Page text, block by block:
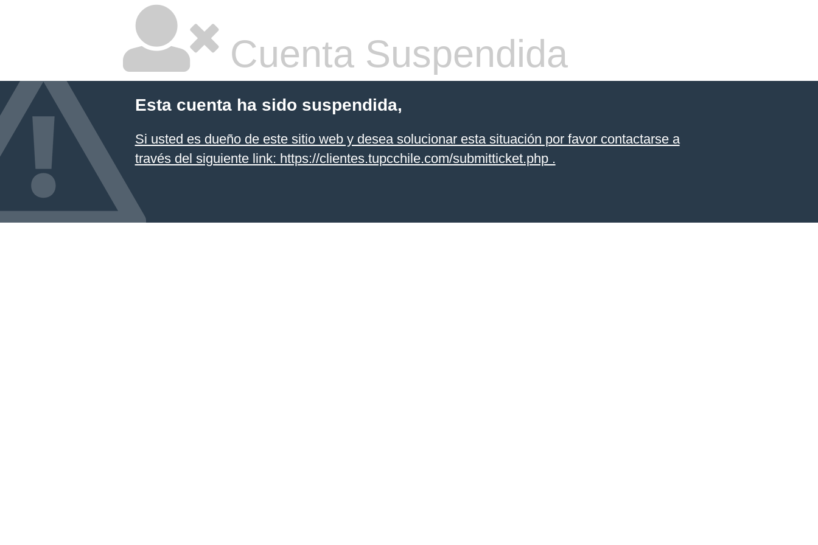
Cuenta Suspendida
Esta cuenta ha sido suspendida,
Si usted es dueño de este sitio web y desea solucionar esta situación por favor contactarse a
través del siguiente link: https://clientes.tupcchile.com/submitticket.php .